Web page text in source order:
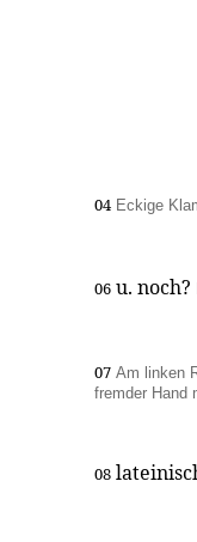
04 Eckige
06 u. noch?
07 Am linken
fremder Hand
08